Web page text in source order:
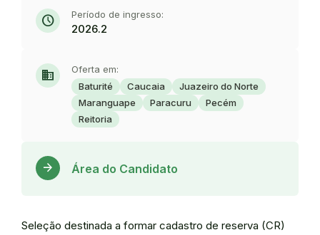
schedule Período de ingresso:
2026.2
domain
Oferta em:
Baturité
Caucaia
Juazeiro do Norte
Maranguape
Paracuru
Pecém
Reitoria
arrow_forward Área do Candidato
Seleção destinada a formar cadastro de reserva (CR)